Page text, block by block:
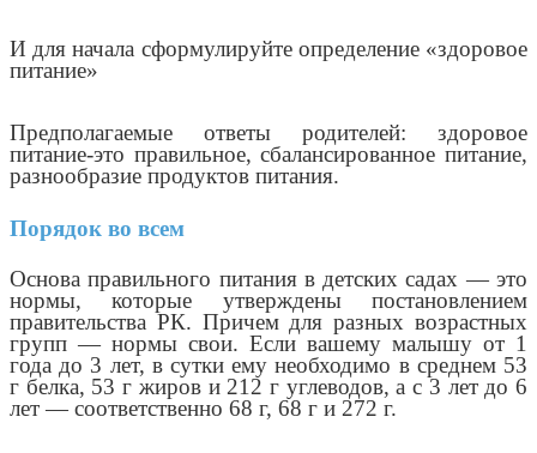
И для начала сформулируйте определение «здоровое
питание»
Предполагаемые ответы родителей: здоровое
питание-это правильное, сбалансированное питание,
разнообразие продуктов питания.
Порядок во всем
Основа правильного питания в детских садах — это
нормы, которые утверждены постановлением
правительства РК. Причем для разных возрастных
групп — нормы свои. Если вашему малышу от 1
года до 3 лет, в сутки ему необходимо в среднем 53
г белка, 53 г жиров и 212 г углеводов, а с 3 лет до 6
лет — соответственно 68 г, 68 г и 272 г.